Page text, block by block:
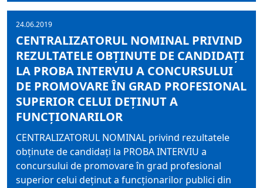
24.06.2019
CENTRALIZATORUL NOMINAL PRIVIND
REZULTATELE OBŢINUTE DE CANDIDAŢI
LA PROBA INTERVIU A CONCURSULUI
DE PROMOVARE ÎN GRAD PROFESIONAL
SUPERIOR CELUI DEŢINUT A
FUNCŢIONARILOR
CENTRALIZATORUL NOMINAL privind rezultatele
obţinute de candidaţi la PROBA INTERVIU a
concursului de promovare în grad profesional
superior celui deţinut a funcţionarilor publici din